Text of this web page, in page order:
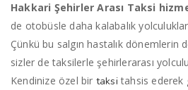
Hakkari Şehirler Arası Taksi
de otobüsle daha kalabalık
Çünkü bu salgın hastalık dönemlerin
sizler de taksilerle şehirlerarası
Kendinize özel bir taksitahsis ederek